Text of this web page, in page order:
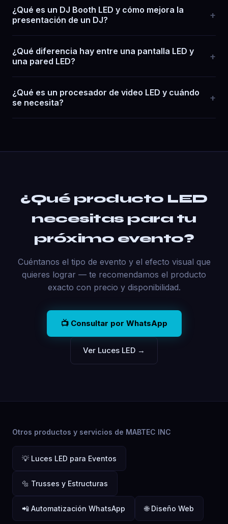
¿Qué es un DJ Booth LED y cómo mejora la
presentación de un DJ?
+
¿Qué diferencia hay entre una pantalla LED y
una pared LED?
+
¿Qué es un procesador de video LED y cuándo
se necesita?
+
¿Qué producto LED
necesitas para tu
próximo evento?
Cuéntanos el tipo de evento y el efecto visual que
quieres lograr — te recomendamos el producto
exacto con precio y disponibilidad.
📺 Consultar por WhatsApp
Ver Luces LED →
Otros productos y servicios de MABTEC INC
💡 Luces LED para Eventos
🔩 Trusses y Estructuras
📲 Automatización WhatsApp 🌐 Diseño Web